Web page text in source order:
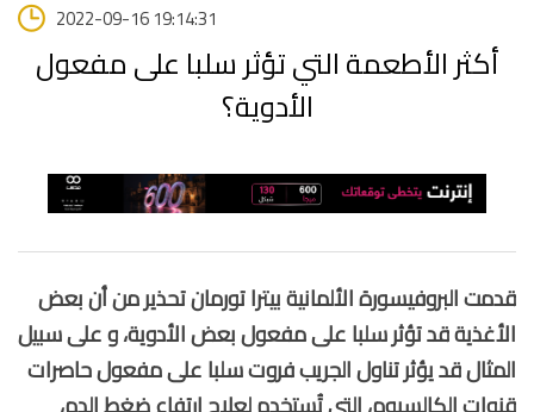
2022-09-16 19:14:31
أكثر الأطعمة التي تؤثر سلبا على مفعول
الأدوية؟
قدمت البروفيسورة الألمانية بيترا تورمان تحذير من أن بعض
الأغذية قد تؤثر سلبا على مفعول بعض الأدوية، و على سبيل
المثال قد يؤثر تناول الجريب فروت سلبا على مفعول حاصرات